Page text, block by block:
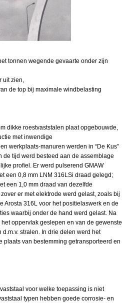
tonnen wegende gevaarte onder zijn
uit zien,
de top bij maximale windbelasting
dikke roestvaststalen plaat opgebouwde,
met inwendige
werkplaats-manuren werden in “De Kus”
de tijd werd besteed aan de assemblage
profiel. Er werd pulserend GMAW
een 0,8 mm LNM 316LSi draad gelegd;
een 1,0 mm draad van dezelfde
er met elektrode werd gelast, zoals bij
Arosta 316L voor het positielaswerk en de
waarbij onder de hand werd gelast. Na
oppervlak geslepen en van de gewenste
stralen. In drie delen werd het
plaats van bestemming getransporteerd en
voor welke toepassing is niet
typen hebben goede corrosie- en